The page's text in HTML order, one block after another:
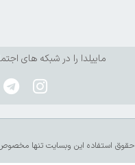
ماییلدا را در شبکه های
حقوق استفاده این وبسایت تنها مخصوص